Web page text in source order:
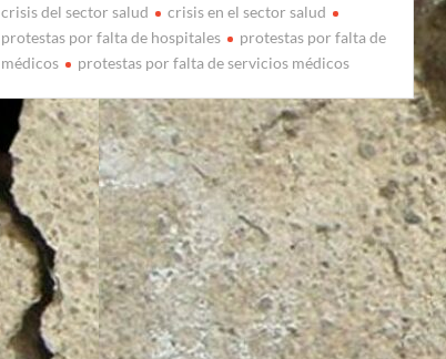
crisis del sector salud
crisis en el sector salud
protestas por falta de hospitales
protestas por falta de
médicos
protestas por falta de servicios médicos